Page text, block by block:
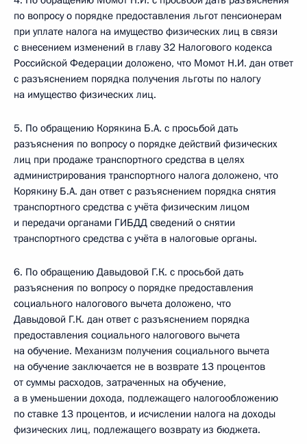
по вопросу о порядке предоставления льгот пенсионерам
при уплате налога на имущество физических лиц в связи
с внесением изменений в главу 32 Налогового кодекса
Российской Федерации доложено, что Момот Н.И. дан ответ
с разъяснением порядка получения льготы по налогу
на имущество физических лиц.
5. По обращению Корякина Б.А. с просьбой дать
разъяснения по вопросу о порядке действий физических
лиц при продаже транспортного средства в целях
администрирования транспортного налога доложено, что
Корякину Б.А. дан ответ с разъяснением порядка снятия
транспортного средства с учёта физическим лицом
и передачи органами ГИБДД сведений о снятии
транспортного средства с учёта в налоговые органы.
6. По обращению Давыдовой Г.К. с просьбой дать
разъяснения по вопросу о порядке предоставления
социального налогового вычета доложено, что
Давыдовой Г.К. дан ответ с разъяснением порядка
предоставления социального налогового вычета
на обучение. Механизм получения социального вычета
на обучение заключается не в возврате 13 процентов
от суммы расходов, затраченных на обучение,
а в уменьшении дохода, подлежащего налогообложению
по ставке 13 процентов, и исчислении налога на доходы
физических лиц, подлежащего возврату из бюджета.